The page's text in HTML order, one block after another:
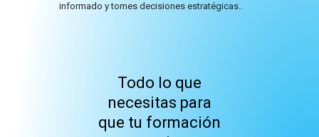
informado y tomes decisiones estratégicas..
Todo lo que
necesitas para
que tu formación